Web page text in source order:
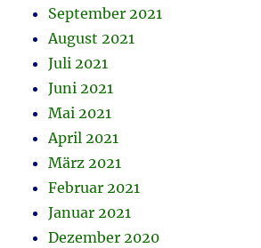
September 2021
August 2021
Juli 2021
Juni 2021
Mai 2021
April 2021
März 2021
Februar 2021
Januar 2021
Dezember 2020